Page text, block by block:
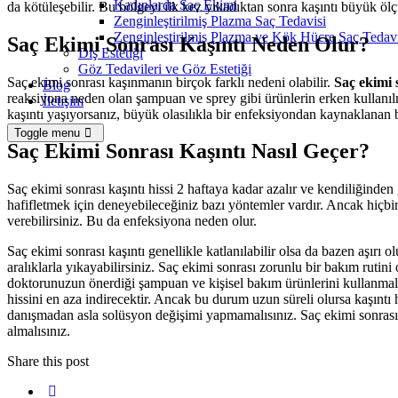
Kadınlarda Saç Ekimi
Zenginleştirilmiş Plazma Saç Tedavisi
Zenginleştirilmiş Plazma ve Kök Hücre Saç
Diş Estetiği
Göz Tedavileri ve Göz Estetiği
Blog
İletişim
Toggle menu
da kötüleşebilir. Bu bölgeyi ilk kez yıkadıktan sonra kaşıntı büyük
Saç Ekimi Sonrası Kaşıntı Neden Olur?
Saç ekimi sonrası kaşınmanın birçok farklı nedeni olabilir. Saç ekimi
reaksiyona neden olan şampuan ve sprey gibi ürünlerin erken
kaşıntı yaşıyorsanız, büyük olasılıkla bir enfeksiyondan
Saç Ekimi Sonrası Kaşıntı Nasıl Geçer?
Saç ekimi sonrası kaşıntı hissi 2 haftaya kadar azalır ve
hafifletmek için deneyebileceğiniz bazı yöntemler vardır. Ancak
verebilirsiniz. Bu da enfeksiyona neden olur.
Saç ekimi sonrası kaşıntı genellikle katlanılabilir olsa da bazen aşırı
aralıklarla yıkayabilirsiniz. Saç ekimi sonrası zorunlu bir bakım
doktorunuzun önerdiği şampuan ve kişisel bakım ürünlerini
hissini en aza indirecektir. Ancak bu durum uzun süreli olursa
danışmadan asla solüsyon değişimi yapmamalısınız. Saç ekimi
almalısınız.
Share this post